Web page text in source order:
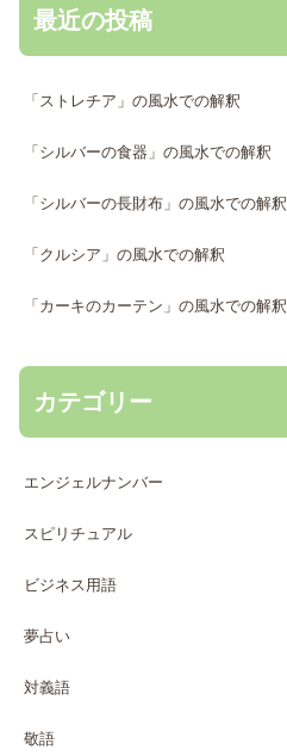
最近の投稿
「ストレチア」の風水での解釈
「シルバーの食器」の風水での解釈
「シルバーの長財布」の風水での解釈
「クルシア」の風水での解釈
「カーキのカーテン」の風水での解釈
カテゴリー
エンジェルナンバー
スピリチュアル
ビジネス用語
夢占い
対義語
敬語